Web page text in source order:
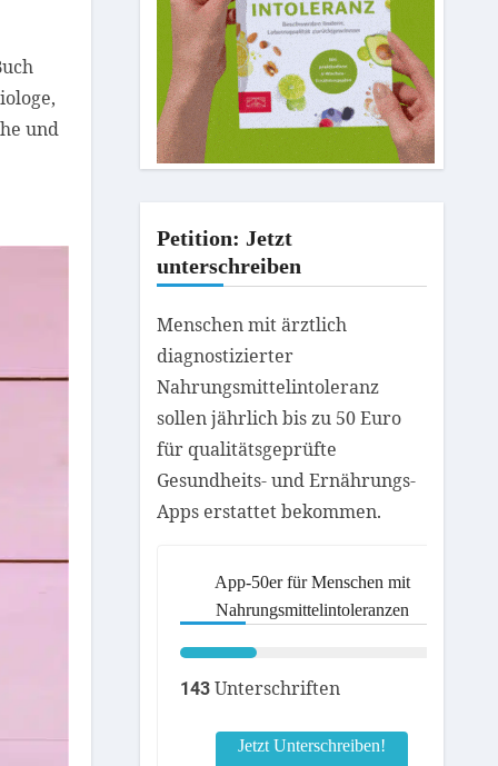
und
Petition: Jetzt
unterschreiben
Menschen mit ärztlich
diagnostizierter
Nahrungsmittelintoleranz
sollen jährlich bis zu 50 Euro
für qualitätsgeprüfte
Gesundheits- und Ernährungs-
Apps erstattet bekommen.
App-50er für Menschen mit
Nahrungsmittelintoleranzen
143Unterschriften
Jetzt Unterschreiben!